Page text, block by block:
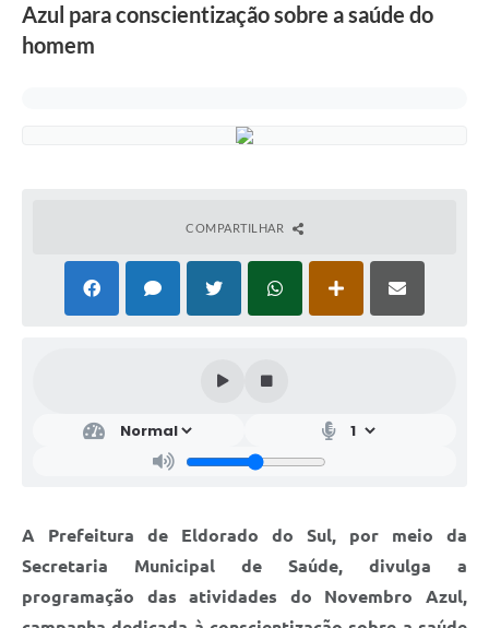
Azul para conscientização sobre a saúde do
homem
COMPARTILHAR
A Prefeitura de Eldorado do Sul, por meio da
Secretaria Municipal de Saúde, divulga a
programação das atividades do Novembro Azul,